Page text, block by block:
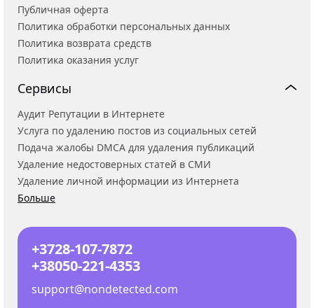
Публичная оферта
Политика обработки персональных данных
Политика возврата средств
Политика оказания услуг
Сервисы
Аудит Репутации в Интернете
Услуга по удалению постов из социальных сетей
Подача жалобы DMCA для удаления публикаций
Удаление недостоверных статей в СМИ
Удаление личной информации из Интернета
Больше
+3728-107-7872
+38050-221-4353
support@nondetected.com